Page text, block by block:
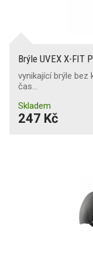
Brýle UVEX X-FIT
vynikající brýle bez
čas...
Skladem
247 Kč